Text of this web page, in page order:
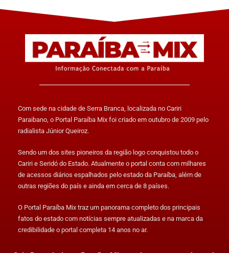
Com sede na cidade de Serra Branca, localizada no Cariri
Paraibano, o Portal Paraíba Mix foi criado em outubro de 2009 pelo
radialista Júnior Queiroz.
Sendo um dos sites pioneiros da região logo conquistou todo o
Cariri e Seridó do Estado. Atualmente o portal conta com milhares
de acessos diários espalhados pelo estado da Paraíba, além de
outras regiões do país e ainda em cerca de 8 países.
O Portal Paraíba Mix traz um panorama completo dos principais
fatos do estado com notícias sempre atualizadas e na marca da
credibilidade o portal completa 14 anos no ar.